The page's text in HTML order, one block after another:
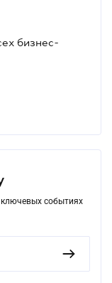
бизнес-
событиях